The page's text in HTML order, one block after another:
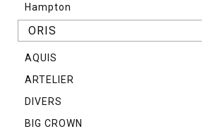
Hampton
ORIS
AQUIS
ARTELIER
DIVERS
BIG CROWN